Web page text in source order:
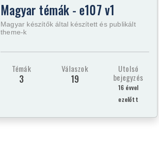
Magyar témák - e107 v1
Magyar készítők által készített és publikált
theme-k
Témák
3
Válaszok
19
Utolsó
bejegyzés
16 évvel
ezelőtt